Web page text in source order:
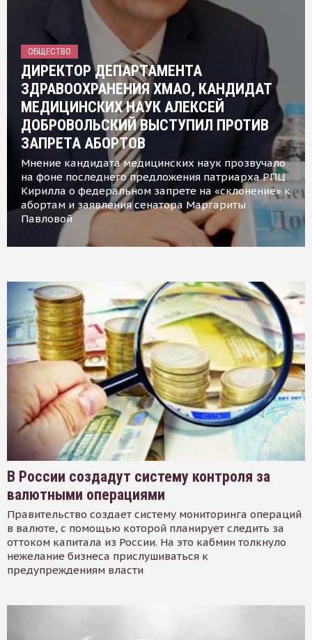
ОБЩЕСТВО
ДИРЕКТОР ДЕПАРТАМЕНТА
ЗДРАВООХРАНЕНИЯ ХМАО, КАНДИДАТ
МЕДИЦИНСКИХ НАУК АЛЕКСЕЙ
ДОБРОВОЛЬСКИЙ ВЫСТУПИЛ ПРОТИВ
ЗАПРЕТА АБОРТОВ
Мнение кандидата медицинских наук прозвучало
на фоне последнего предложения патриарха РПЦ
Кирилла о федеральном запрете на «склонение» к
абортам и заявления сенатора Маргариты
Павловой
В России создадут систему контроля за
валютными операциями
Правительство создает систему мониторинга операций
в валюте, с помощью которой планирует следить за
оттоком капитала из России. На это кабмин толкнуло
нежелание бизнеса прислушиваться к
предупреждениям власти